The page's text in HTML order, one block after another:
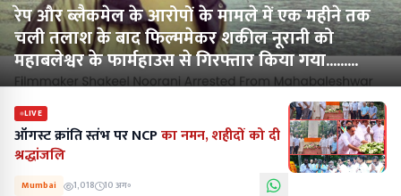
रेप और ब्लैकमेल के आरोपों के मामले में एक महीने तक
चली तलाश के बाद फिल्ममेकर शकील नूरानी को
महाबलेश्वर के फार्महाउस से गिरफ्तार किया गया.........
LIVE
ऑगस्ट क्रांति स्तंभ पर NCPका नमन, शहीदों को दी
श्रद्धांजलि
Mumbai 1,018 10 अग॰